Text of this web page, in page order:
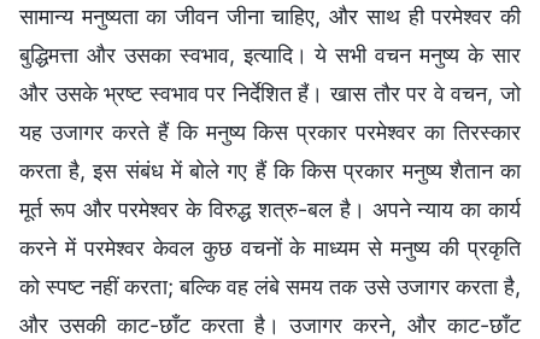
सामान्य मनुष्यता का जीवन जीना चाहिए, और साथ ही परमेश्वर की
बुद्धिमत्ता और उसका स्वभाव, इत्यादि। ये सभी वचन मनुष्य के सार
और उसके भ्रष्ट स्वभाव पर निर्देशित हैं। खास तौर पर वे वचन, जो
यह उजागर करते हैं कि मनुष्य किस प्रकार परमेश्वर का तिरस्कार
करता है, इस संबंध में बोले गए हैं कि किस प्रकार मनुष्य शैतान का
मूर्त रूप और परमेश्वर के विरुद्ध शत्रु-बल है। अपने न्याय का कार्य
करने में परमेश्वर केवल कुछ वचनों के माध्यम से मनुष्य की प्रकृति
को स्पष्ट नहीं करता; बल्कि वह लंबे समय तक उसे उजागर करता है,
और उसकी काट-छाँट करता है। उजागर करने, और काट-छाँट